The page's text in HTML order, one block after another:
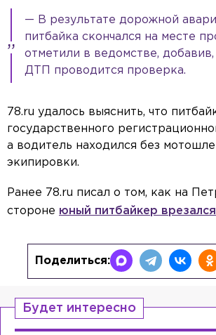
— В результате дорожной
питбайка скончался на месте
отметили в ведомстве,
ДТП проводится проверка.
78.ru удалось выяснить, что
государственного
а водитель находился без
экипировки.
Ранее 78.ru писал о том, как на
стороне юный питбайкер
Поделиться:
Будет интересно